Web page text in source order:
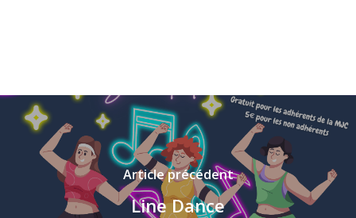
Article précédent
Line Dance